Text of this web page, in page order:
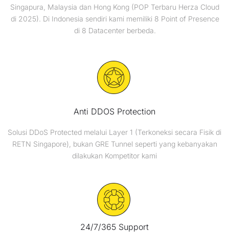
Singapura, Malaysia dan Hong Kong (POP Terbaru Herza Cloud
di 2025). Di Indonesia sendiri kami memiliki 8 Point of Presence
di 8 Datacenter berbeda.
Anti DDOS Protection
Solusi DDoS Protected melalui Layer 1 (Terkoneksi secara Fisik di
RETN Singapore), bukan GRE Tunnel seperti yang kebanyakan
dilakukan Kompetitor kami
24/7/365 Support